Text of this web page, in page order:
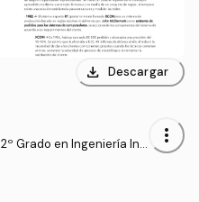
download Descargar
2º Grado en Ingeniería Inf
more_vert